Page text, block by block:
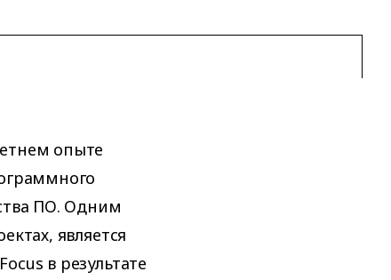
опыте
ПО. Одним
является
в результате